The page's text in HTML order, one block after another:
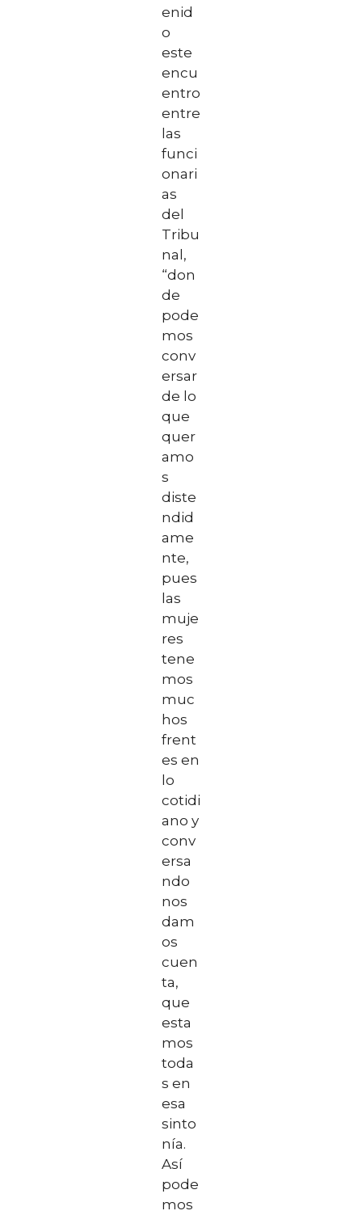
enid
o
este
encu
entro
entre
las
funci
onari
as
del
Tribu
nal,
“don
de
pode
mos
conv
ersar
de lo
que
quer
amo
s
diste
ndid
ame
nte,
pues
las
muje
res
tene
mos
muc
hos
frent
es en
lo
cotidi
ano y
conv
ersa
ndo
nos
dam
os
cuen
ta,
que
esta
mos
toda
s en
esa
sinto
nía.
Así
pode
mos